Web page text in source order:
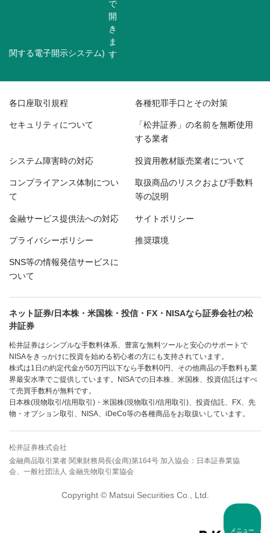
メニュー
関する電子開示システム)
各口座取引規程 各種犯罪手口とその対策
セキュリティについて 「松井証券」の名前を無断使用
する業者
システム障害時の対応 投資用教材販売業者について
コンプライアンス体制につい
て
取扱商品のリスクおよび手数料
等の説明
金融サービス提供法への対応 サイトポリシー
プライバシーポリシー 推奨環境
SNS等の情報発信サービスに
ついて
ネット証券/日本株・米国株・投信・FX・NISAなら証券会社の松
井証券
松井証券はシンプルな手数料体系、豊富な無料ツールと安心のサポートで
NISAをきっかけに投資を始める初心者の方にも支持されています。
株式は1日の約定代金が50万円以下なら手数料0円、その他商品の手数料も業
界最安水準でご提供しています。NISAでの日本株、米国株、投資信託はすべ
て売買手数料が無料です。
日本株(現物取引/信用取引)・米国株(現物取引/信用取引)、投資信託、FX、先
物・オプション取引、NISA、iDeCo等の各種商品をお取扱いしています。
松井証券株式会社
金融商品取引業者 関東財務局長(金商)第164号 加入協会：日本証券業協
会、一般社団法人 金融先物取引業協会
Copyright © Matsui Securities Co., Ltd.